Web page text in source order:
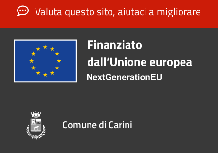
Valuta questo sito, aiutaci a migliorare
Comune di Carini